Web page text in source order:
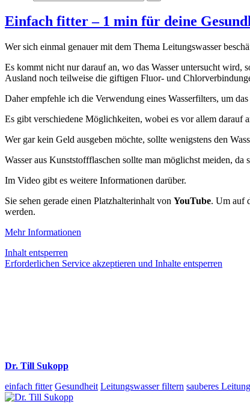
Einfach fitter – 1 min für deine
Wer sich einmal genauer mit dem Thema Leitungswasser
Es kommt nicht nur darauf an, wo das Wasser untersucht
Ausland noch teilweise die giftigen Fluor- und
Daher empfehle ich die Verwendung eines Wasserfilters, um
Es gibt verschiedene Möglichkeiten, wobei es vor allem
Wer gar kein Geld ausgeben möchte, sollte wenigstens den
Wasser aus Kunststoffflaschen sollte man möglichst meiden, da
Im Video gibt es weitere Informationen darüber.
Sie sehen gerade einen Platzhalterinhalt von YouTube. Um auf
werden.
Mehr Informationen
Inhalt entsperren
Erforderlichen Service akzeptieren und Inhalte entsperren
Dr. Till Sukopp
einfach fitter Gesundheit Leitungswasser filtern sauberes